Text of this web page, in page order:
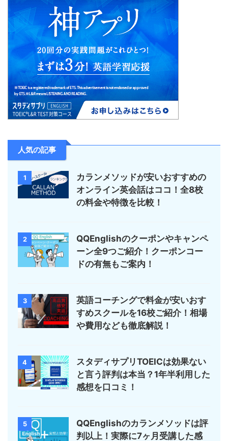
人気の記事
1
カランメソッドが安いおすすめの
オンライン英会話はココ！全8校
の料金や特徴を比較！
2
QQEnglishのクーポンやキャンペ
ーン全9つご紹介！クーポンコー
ドの有無もご案内！
3
英語コーチングで料金が安いおす
すめスクールを16校ご紹介！相場
や費用なども徹底解説！
4
スタディサプリTOEICは効果ない
と言う評判は本当？1年半利用した
感想を口コミ！
5
QQEnglishのカランメソッドは評
判以上！実際に7ヶ月受講した感